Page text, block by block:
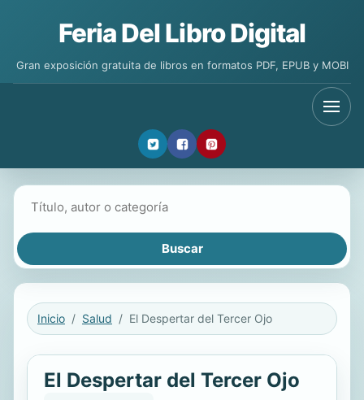
Feria Del Libro Digital
Gran exposición gratuita de libros en formatos PDF, EPUB y MOBI
Inicio Salud El Despertar del Tercer Ojo
El Despertar del Tercer Ojo